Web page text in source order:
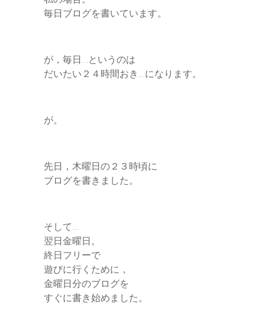
毎日ブログを書いています。
が，毎日…というのは
だいたい２４時間おき…になります。
が。
先日，木曜日の２３時頃に
ブログを書きました。
そして…
翌日金曜日。
終日フリーで
遊びに行くために，
金曜日分のブログを
すぐに書き始めました。